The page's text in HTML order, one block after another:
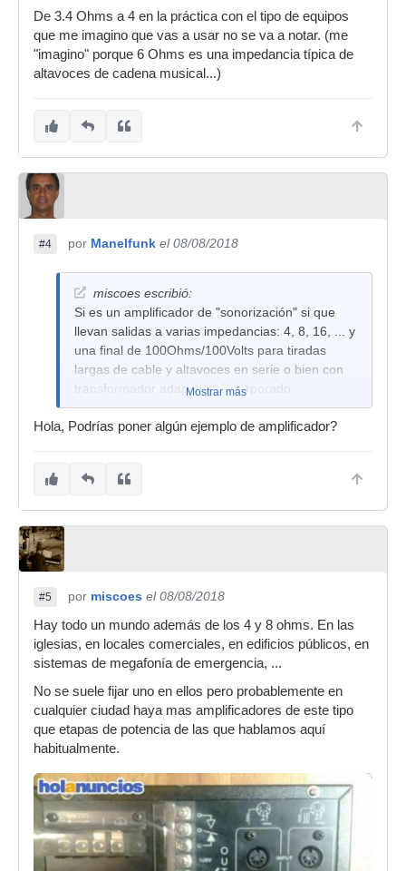
De 3.4 Ohms a 4 en la práctica con el tipo de equipos
que me imagino que vas a usar no se va a notar. (me
"imagino" porque 6 Ohms es una impedancia típica de
altavoces de cadena musical...)
#4 por Manelfunk el 08/08/2018
miscoes escribió:
Si es un amplificador de "sonorización" si que
llevan salidas a varias impedancias: 4, 8, 16, ... y
una final de 100Ohms/100Volts para tiradas
largas de cable y altavoces en serie o bien con
transformador adaptador incorporado.
Mostrar más
Hola, Podrías poner algún ejemplo de amplificador?
#5 por miscoes el 08/08/2018
Hay todo un mundo además de los 4 y 8 ohms. En las
iglesias, en locales comerciales, en edificios públicos, en
sistemas de megafonía de emergencia, ...
No se suele fijar uno en ellos pero probablemente en
cualquier ciudad haya mas amplificadores de este tipo
que etapas de potencia de las que hablamos aquí
habitualmente.